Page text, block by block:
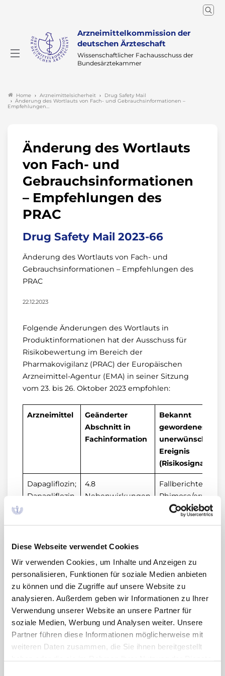
Diese Webseite verwendet Cookies
Wir verwenden Cookies, um Inhalte und Anzeigen zu
personalisieren, Funktionen für soziale Medien anbieten
zu können und die Zugriffe auf unsere Website zu
analysieren. Außerdem geben wir Informationen zu Ihrer
Verwendung unserer Website an unsere Partner für
soziale Medien, Werbung und Analysen weiter. Unsere
Partner führen diese Informationen möglicherweise mit
weiteren Daten zusammen, die Sie ihnen bereitgestellt
Arzneimittelkommission der
deutschen Ärzteschaft
Wissenschaftlicher Fachausschuss der
Bundesärztekammer
Home Arzneimittelsicherheit
Drug Safety Mail
Änderung des Wortlauts von Fach- und Gebrauchsinformationen –
Empfehlungen…
Änderung des Wortlauts
von Fach- und
Gebrauchsinformationen
– Empfehlungen des
PRAC
Drug Safety Mail 2023-66
Änderung des Wortlauts von Fach- und
Gebrauchsinformationen – Empfehlungen des
PRAC
22.12.2023
Folgende Änderungen des Wortlauts in
Produktinformationen hat der Ausschuss für
Risikobewertung im Bereich der
Pharmakovigilanz (PRAC) der Europäischen
Arzneimittel-Agentur (EMA) in seiner Sitzung
vom 23. bis 26. Oktober 2023 empfohlen:
Arzneimittel
Geänderter
Abschnitt in
Fachinformation
Bekannt
gewordenes
unerwünschtes
Ereignis
(Risikosignal)
Dapagliflozin;
Dapagliflozin,
4.8
Nebenwirkungen
Fallberichte von
Phimose/
Phimose, die
gleichzeitig mit
Dapagliflozin; in
Weitere Informationen finden Siehier .